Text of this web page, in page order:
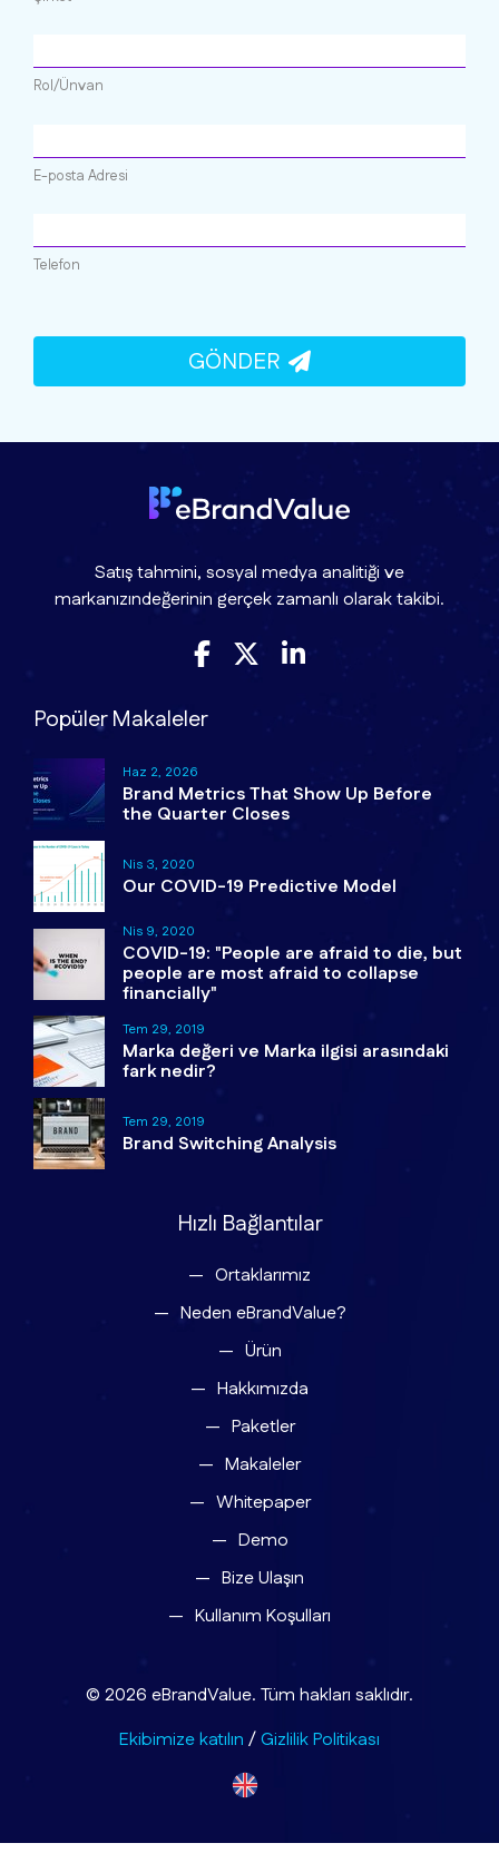
Rol/Ünvan
E-posta Adresi
Telefon
GÖNDER
Satış tahmini, sosyal medya analitiği ve
markanızındeğerinin gerçek zamanlı olarak takibi.
Popüler Makaleler
Haz 2, 2026
Brand Metrics That Show Up Before
the Quarter Closes
Nis 3, 2020
Our COVID-19 Predictive Model
Nis 9, 2020
COVID-19: "People are afraid to die, but
people are most afraid to collapse
financially"
Tem 29, 2019
Marka değeri ve Marka ilgisi arasındaki
fark nedir?
Tem 29, 2019
Brand Switching Analysis
Hızlı Bağlantılar
Ortaklarımız
Neden eBrandValue?
Ürün
Hakkımızda
Paketler
Makaleler
Whitepaper
Demo
Bize Ulaşın
Kullanım Koşulları
© 2026 eBrandValue. Tüm hakları saklıdır.
Ekibimize katılın /Gizlilik Politikası